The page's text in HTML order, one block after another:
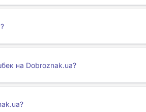
на Dobroznak.ua?